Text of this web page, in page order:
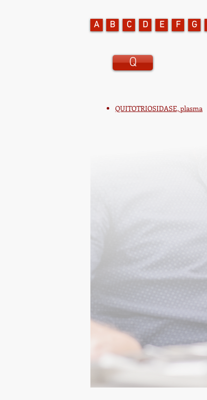
A B C D E F G
Q
QUITOTRIOSIDASE, plasma